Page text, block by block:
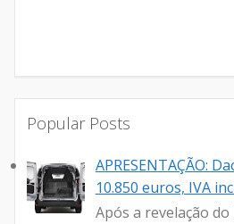
Popular Posts
APRESENTAÇÃO:
10.850 euros, IVA
Após a revelação